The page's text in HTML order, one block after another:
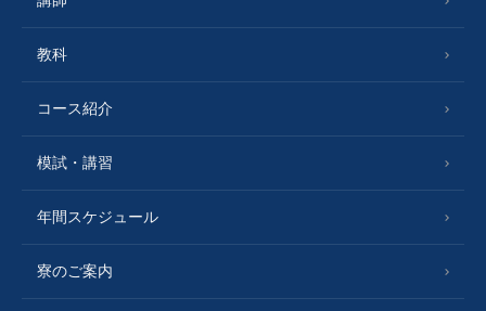
教科
コース紹介
模試・講習
年間スケジュール
寮のご案内